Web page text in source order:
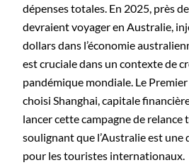
dépenses totales. En 2025, près
devraient voyager en Australie,
dollars dans l’économie
est cruciale dans un contexte de
pandémique mondiale. Le
choisi Shanghai, capitale
lancer cette campagne de relance
soulignant que l’Australie est
pour les touristes internationaux.